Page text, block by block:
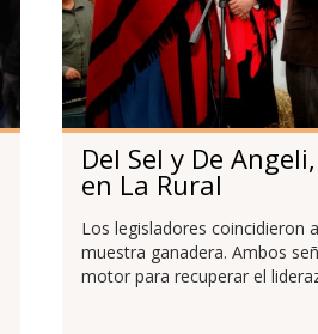
Del Sel y De
en La Rural
Los legisladores coincidieron
muestra ganadera. Ambos
motor para recuperar el